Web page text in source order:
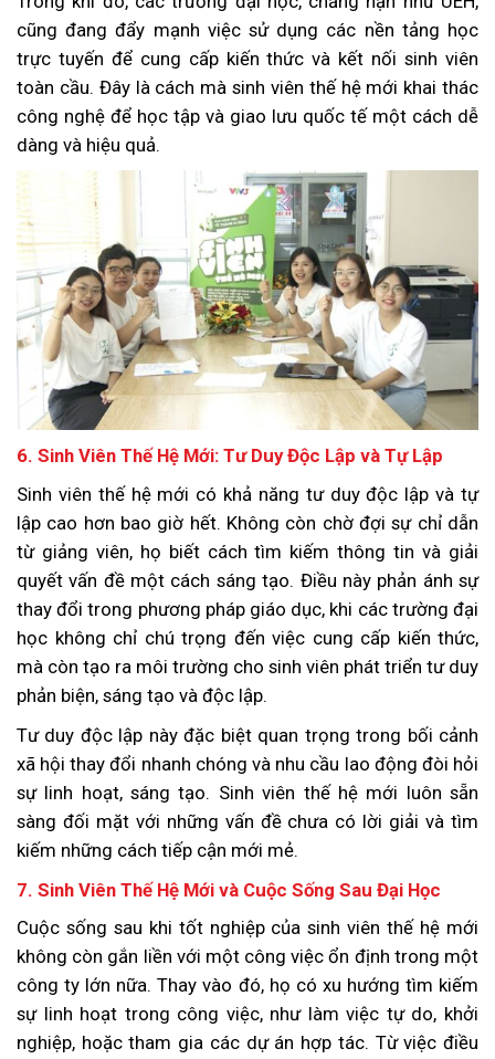
cũng đang đẩy mạnh việc sử dụng các nền tảng học
trực tuyến để cung cấp kiến thức và kết nối sinh viên
toàn cầu. Đây là cách mà sinh viên thế hệ mới khai thác
công nghệ để học tập và giao lưu quốc tế một cách dễ
dàng và hiệu quả.
6. Sinh Viên Thế Hệ Mới: Tư Duy Độc Lập và Tự Lập
Sinh viên thế hệ mới có khả năng tư duy độc lập và tự
lập cao hơn bao giờ hết. Không còn chờ đợi sự chỉ dẫn
từ giảng viên, họ biết cách tìm kiếm thông tin và giải
quyết vấn đề một cách sáng tạo. Điều này phản ánh sự
thay đổi trong phương pháp giáo dục, khi các trường đại
học không chỉ chú trọng đến việc cung cấp kiến thức,
mà còn tạo ra môi trường cho sinh viên phát triển tư duy
phản biện, sáng tạo và độc lập.
Tư duy độc lập này đặc biệt quan trọng trong bối cảnh
xã hội thay đổi nhanh chóng và nhu cầu lao động đòi hỏi
sự linh hoạt, sáng tạo. Sinh viên thế hệ mới luôn sẵn
sàng đối mặt với những vấn đề chưa có lời giải và tìm
kiếm những cách tiếp cận mới mẻ.
7. Sinh Viên Thế Hệ Mới và Cuộc Sống Sau Đại Học
Cuộc sống sau khi tốt nghiệp của sinh viên thế hệ mới
không còn gắn liền với một công việc ổn định trong một
công ty lớn nữa. Thay vào đó, họ có xu hướng tìm kiếm
sự linh hoạt trong công việc, như làm việc tự do, khởi
nghiệp, hoặc tham gia các dự án hợp tác. Từ việc điều